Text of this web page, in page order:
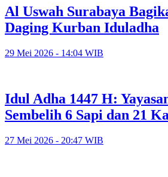
Al Uswah Surabaya
Daging Kurban Iduladha
29 Mei 2026 - 14:04 WIB
Idul Adha 1447 H:
Sembelih 6 Sapi dan 21
27 Mei 2026 - 20:47 WIB